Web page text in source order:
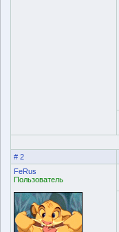
# 2
FeRus
Пользователь